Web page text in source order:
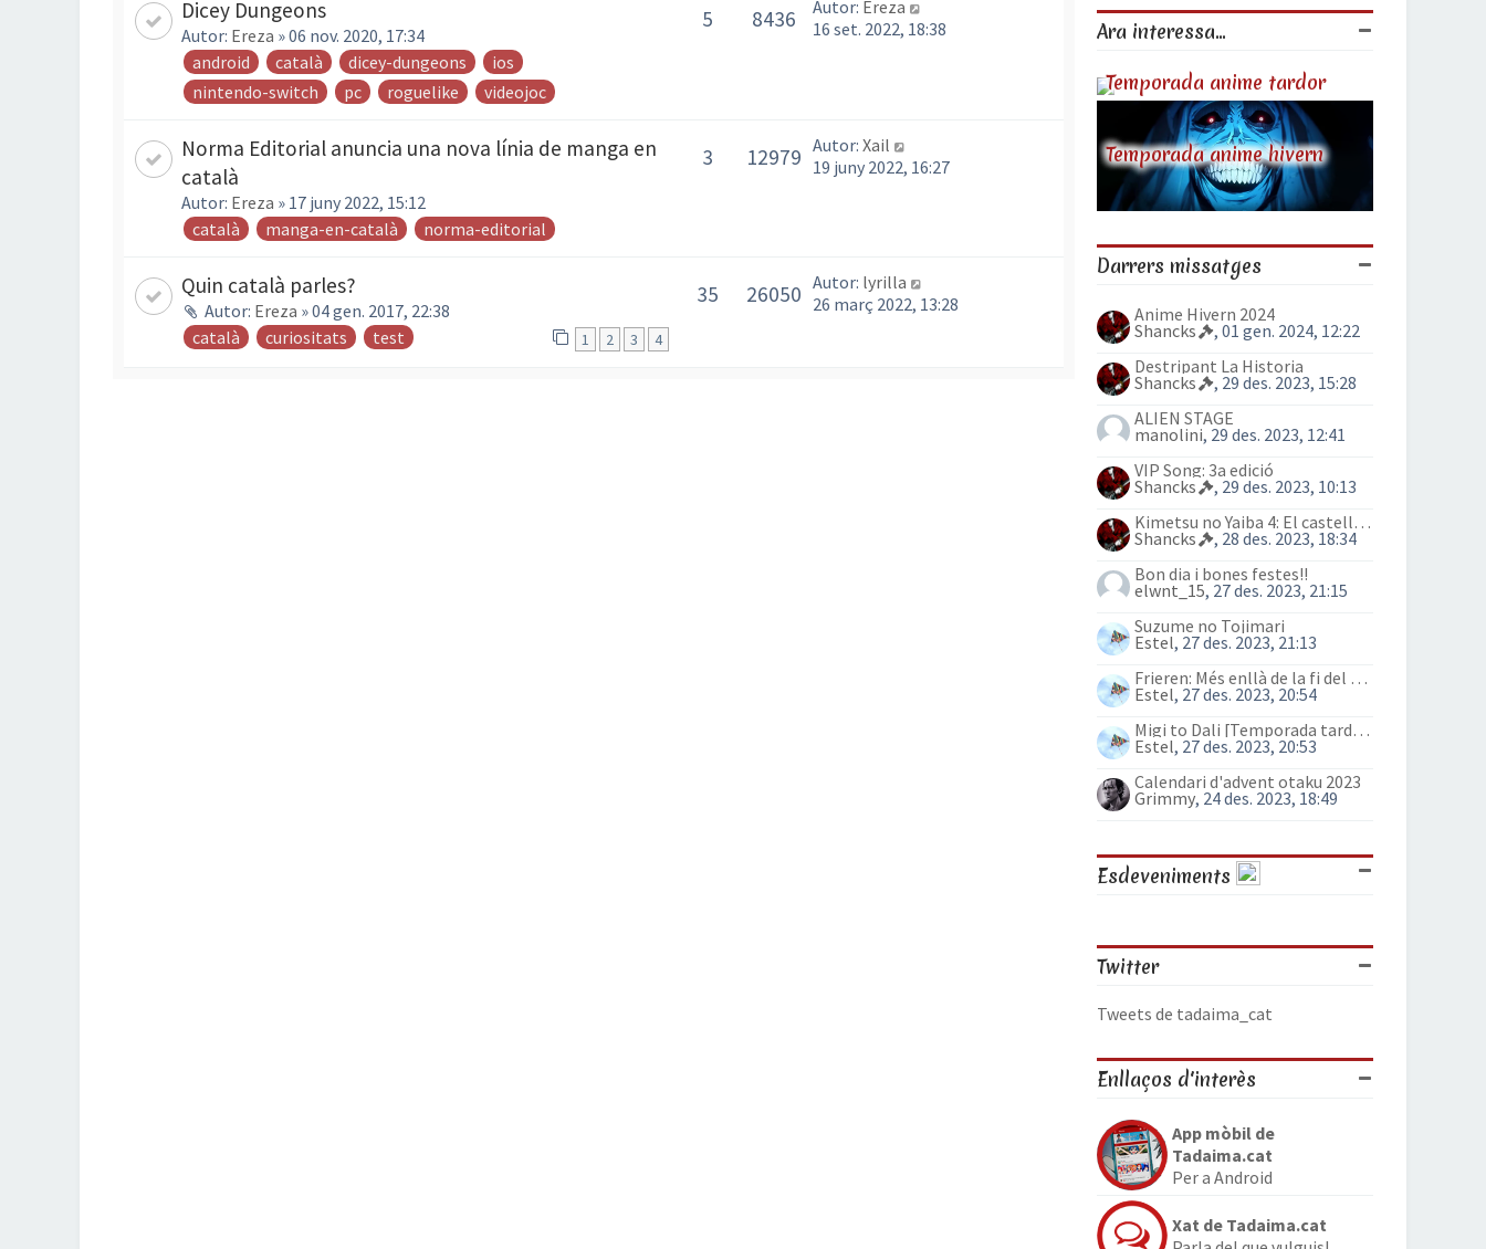
Dicey Dungeons
Autor: Ereza » 06 nov. 2020, 17:34
android
català dicey-dungeons
ios
nintendo-switch
pc roguelike videojoc
5 8436 Autor: Ereza
16 set. 2022, 18:38
Norma Editorial anuncia una nova línia de manga en
català
Autor: Ereza » 17 juny 2022, 15:12
català
manga-en-català norma-editorial
3 12979 Autor: Xail
19 juny 2022, 16:27
Quin català parles?
Autor: Ereza » 04 gen. 2017, 22:38
1 2 3 4
català curiositats test
35 26050 Autor: lyrilla
26 març 2022, 13:28
Ara interessa...
Temporada anime tardor
Temporada anime hivern
Darrers missatges
Anime Hivern 2024
Shancks
, 01 gen. 2024, 12:22
Destripant La Historia
Shancks
, 29 des. 2023, 15:28
ALIEN STAGE
manolini, 29 des. 2023, 12:41
VIP Song: 3a edició
Shancks
, 29 des. 2023, 10:13
Kimetsu no Yaiba 4: El castell Infinit
Shancks
, 28 des. 2023, 18:34
Bon dia i bones festes!!
elwnt_15, 27 des. 2023, 21:15
Suzume no Tojimari
Estel, 27 des. 2023, 21:13
Frieren: Més enllà de la fi del viatge (anime)
Estel, 27 des. 2023, 20:54
Migi to Dali [Temporada tardor 2023]
Estel, 27 des. 2023, 20:53
Calendari d'advent otaku 2023
Grimmy, 24 des. 2023, 18:49
Esdeveniments
Twitter
Tweets de tadaima_cat
Enllaços d'interès
App mòbil de
Tadaima.cat
Per a Android
Xat de Tadaima.cat